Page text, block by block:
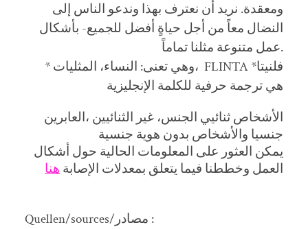
ومعقدة. نريد أن نعترف بهذا وندعو الناس إلى
النضال معاً من أجل حياةٍ أفضل للجميع- بأشكال
عمل متنوعة مثلنا تماماً.
* وهي تعنى: النساء، المثليات، FLINTA فلنيتا*
هي ترجمة حرفية للكلمة الإنجليزية
الأشخاص ثنائيي الجنس، غير الثنائيين ،العابرين
جنسيا والأشخاص بدون هوية جنسية
يمكن العثور على المعلومات الحالية حول أشكال
العمل وخططنا فيما يتعلق بمعدلات الإصابةهنا
Quellen/sources/مصادر :